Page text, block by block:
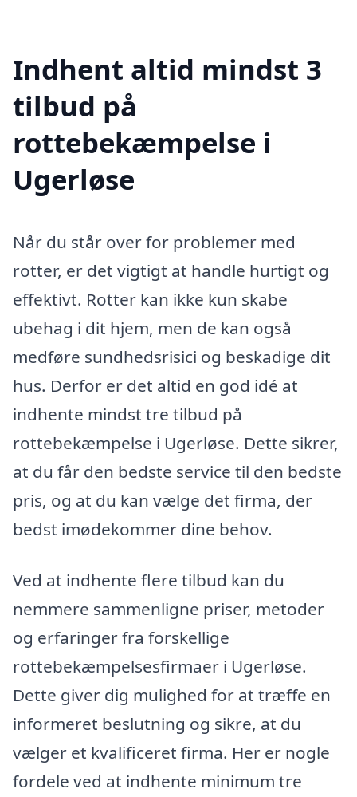
Indhent altid mindst 3
tilbud på
rottebekæmpelse i
Ugerløse
Når du står over for problemer med
rotter, er det vigtigt at handle hurtigt og
effektivt. Rotter kan ikke kun skabe
ubehag i dit hjem, men de kan også
medføre sundhedsrisici og beskadige dit
hus. Derfor er det altid en god idé at
indhente mindst tre tilbud på
rottebekæmpelse i Ugerløse. Dette sikrer,
at du får den bedste service til den bedste
pris, og at du kan vælge det firma, der
bedst imødekommer dine behov.
Ved at indhente flere tilbud kan du
nemmere sammenligne priser, metoder
og erfaringer fra forskellige
rottebekæmpelsesfirmaer i Ugerløse.
Dette giver dig mulighed for at træffe en
informeret beslutning og sikre, at du
vælger et kvalificeret firma. Her er nogle
fordele ved at indhente minimum tre